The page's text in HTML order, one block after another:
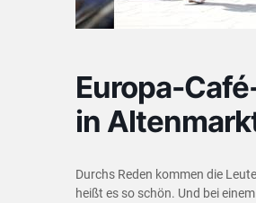
Europa-
in
Durchs Reden kommen die
heißt es so schön. Und bei